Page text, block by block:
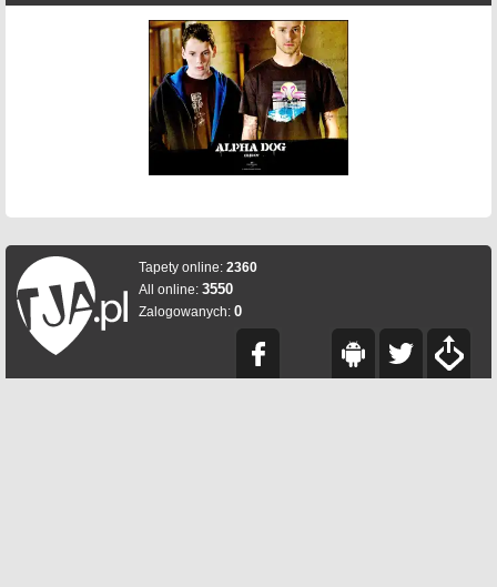
Tapety online: 2360
All online: 3550
Zalogowanych: 0